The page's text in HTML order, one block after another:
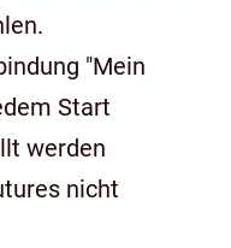
"Mein
Start
werden
nicht